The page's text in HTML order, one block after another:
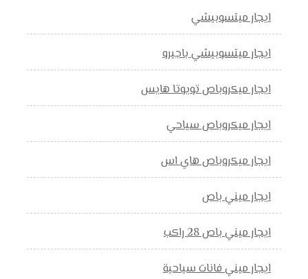
ايجار ميتسوبيشي
ايجار ميتسوبيشي باجيرو
ايجار ميكروباص تويوتا هايس
ايجار ميكروباص سياحي
ايجار ميكروباص هاي اس
ايجار ميني باص
ايجار ميني باص 28 راكب
ايجار ميني فانات سياحية